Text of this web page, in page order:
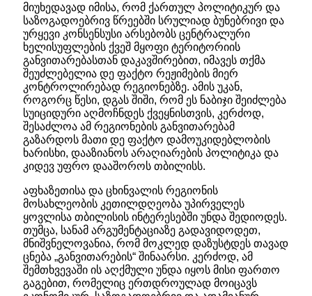
მიუხედავად იმისა, რომ ქართულ პოლიტიკურ და
საზოგადოებრივ წრეებში სრულიად ბუნებრივი და
ურყევი კონსენსუსი არსებობს ცენტრალური
ხელისუფლების ქვეშ მყოფი ტერიტორიის
განვითარებასთან დაკავშირებით, იმავეს თქმა
შეუძლებელია დე ფაქტო რეჟიმების მიერ
კონტროლირებად რეგიონებზე. ამის უკან,
როგორც წესი, დგას შიში, რომ ეს ნაბიჯი შეიძლება
სუიციდური აღმოჩნდეს ქვეყნისთვის, კერძოდ,
შესაძლოა ამ რეგიონების განვითარებამ
გაზარდოს მათი დე ფაქტო დამოუკიდებლობის
ხარისხი, დააზიანოს არაღიარების პოლიტიკა და
კიდევ უფრო დააშოროს თბილისს.
აფხაზეთისა და ცხინვალის რეგიონის
მოსახლეობის კეთილდღეობა უპირველეს
ყოვლისა თბილისის ინტერესებში უნდა შედიოდეს.
თუმცა, სანამ არგუმენტაციაზე გადავიდოდეთ,
მნიშვნელოვანია, რომ მოკლედ დაზუსტდეს თავად
ცნება „განვითარების“ შინაარსი. კერძოდ, ამ
შემთხვევაში ის აღქმული უნდა იყოს მისი ფართო
გაგებით, რომელიც ერთდროულად მოიცავს